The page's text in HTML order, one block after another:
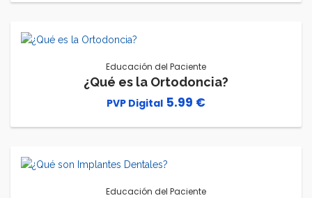
Educación del Paciente
¿Qué es la Ortodoncia?
5.99 €
Educación del Paciente